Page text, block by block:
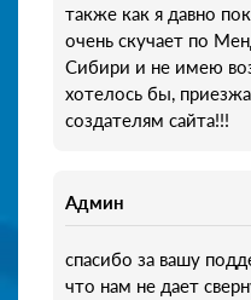
также как я давно
очень скучает по
Сибири и не имею
хотелось бы,
создателям сайта!!!
Админ
спасибо за вашу
что нам не дает